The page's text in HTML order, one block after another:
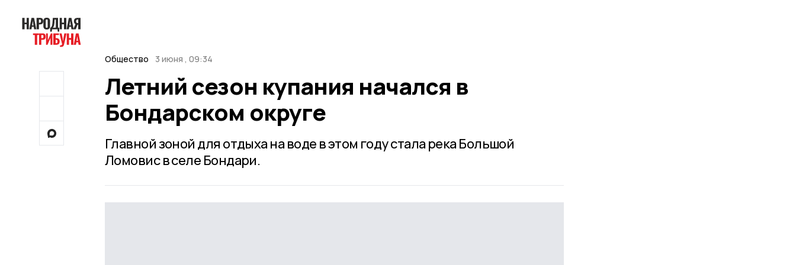
Общество 3 июня , 09:34
Летний сезон купания начался в
Бондарском округе
Главной зоной для отдыха на воде в этом году стала река Большой
Ломовис в селе Бондари.